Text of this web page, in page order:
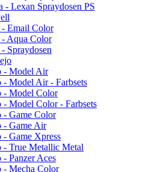
- Lexan Spraydosen PS
Email Color
Aqua Color
Spraydosen
- Model Air
- Model Air - Farbsets
- Model Color
- Model Color - Farbsets
- Game Color
- Game Air
- Game Xpress
- True Metallic Metal
- Panzer Aces
- Mecha Color